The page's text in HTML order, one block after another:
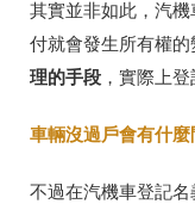
其實並非如此，汽
付就會發生所有權
理的手段 ，實際上
車輛沒過戶會有什麼
不過在汽機車登記